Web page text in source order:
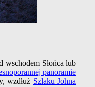
wschodem Słońca lub
panoramie
wzdłuż Szlaku Johna